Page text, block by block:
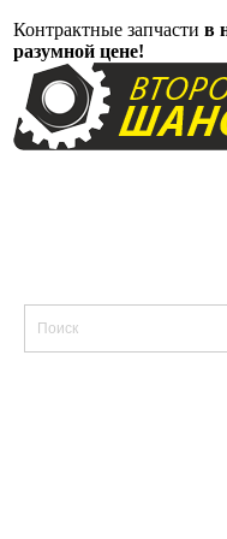
Контрактные запчасти в
разумной цене!